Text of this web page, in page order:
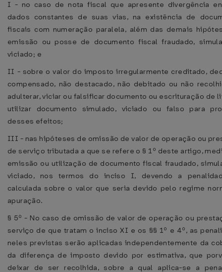
I - no caso de nota fiscal que apresente divergência
dados constantes de suas vias, na existência de
fiscais com numeração paralela, além das demais
emissão ou posse de documento fiscal fraudado,
viciado; e
II - sobre o valor do imposto irregularmente creditado,
compensado, não destacado, não debitado ou não
adulterar, viciar ou falsificar documento ou escrituração de
utilizar documento simulado, viciado ou falso para
desses efeitos;
III - nas hipóteses de omissão de valor de operação ou
de serviço tributada a que se refere o § 1º deste artigo,
emissão ou utilização de documento fiscal fraudado,
viciado, nos termos do inciso I, devendo a
calculada sobre o valor que seria devido pelo regime
apuração.
§ 5º - No caso de omissão de valor de operação ou
serviço de que tratam o inciso XI e os §§ 1º e 4º, as
neles previstas serão aplicadas independentemente da
da diferença de imposto devido por estimativa, que
deixar de ser recolhida, sobre a qual aplica-se a